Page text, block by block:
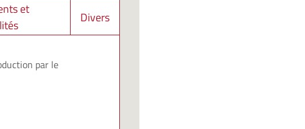
et
Divers
par le